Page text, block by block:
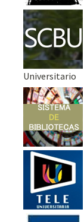
Universitario